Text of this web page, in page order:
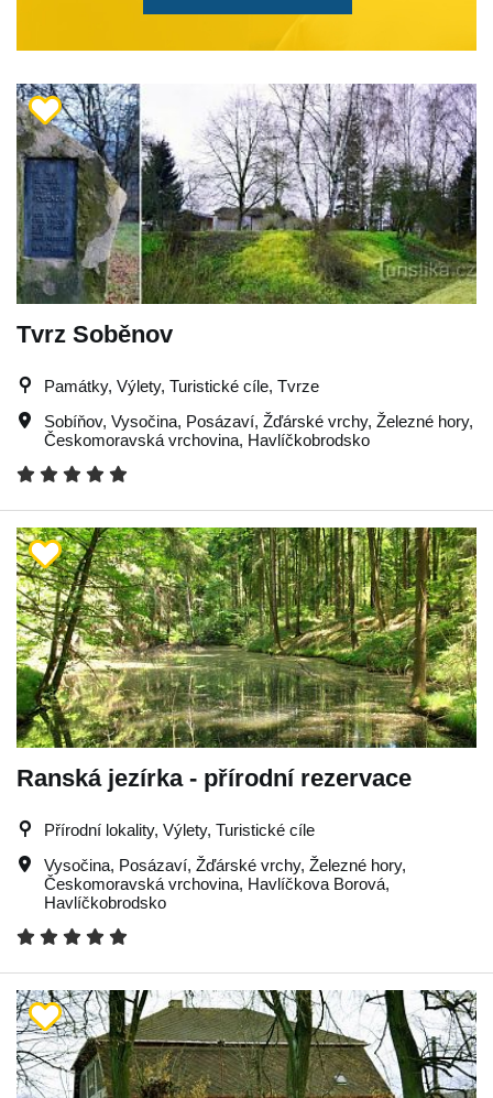
Tvrz Soběnov
Památky, Výlety, Turistické cíle, Tvrze
Sobíňov, Vysočina, Posázaví, Žďárské vrchy, Železné hory,
Českomoravská vrchovina, Havlíčkobrodsko
Ranská jezírka - přírodní rezervace
Přírodní lokality, Výlety, Turistické cíle
Vysočina, Posázaví, Žďárské vrchy, Železné hory,
Českomoravská vrchovina, Havlíčkova Borová,
Havlíčkobrodsko